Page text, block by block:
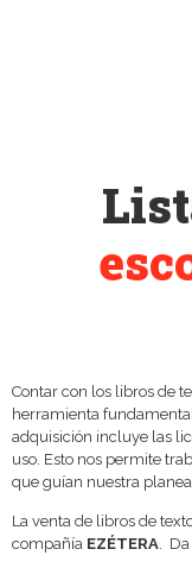
Contar con los libros de
herramienta
adquisición incluye las
uso. Esto nos permite
que guían nuestra
La venta de libros de
compañía EZÉTERA .